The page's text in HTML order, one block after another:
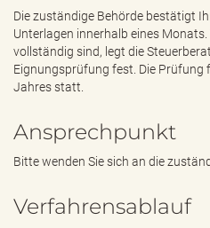
Die zuständige Behörde bestätigt
Unterlagen innerhalb eines
vollständig sind, legt die
Eignungsprüfung fest. Die Prüfung
Jahres statt.
Ansprechpunkt
Bitte wenden Sie sich an die
Verfahrensablauf